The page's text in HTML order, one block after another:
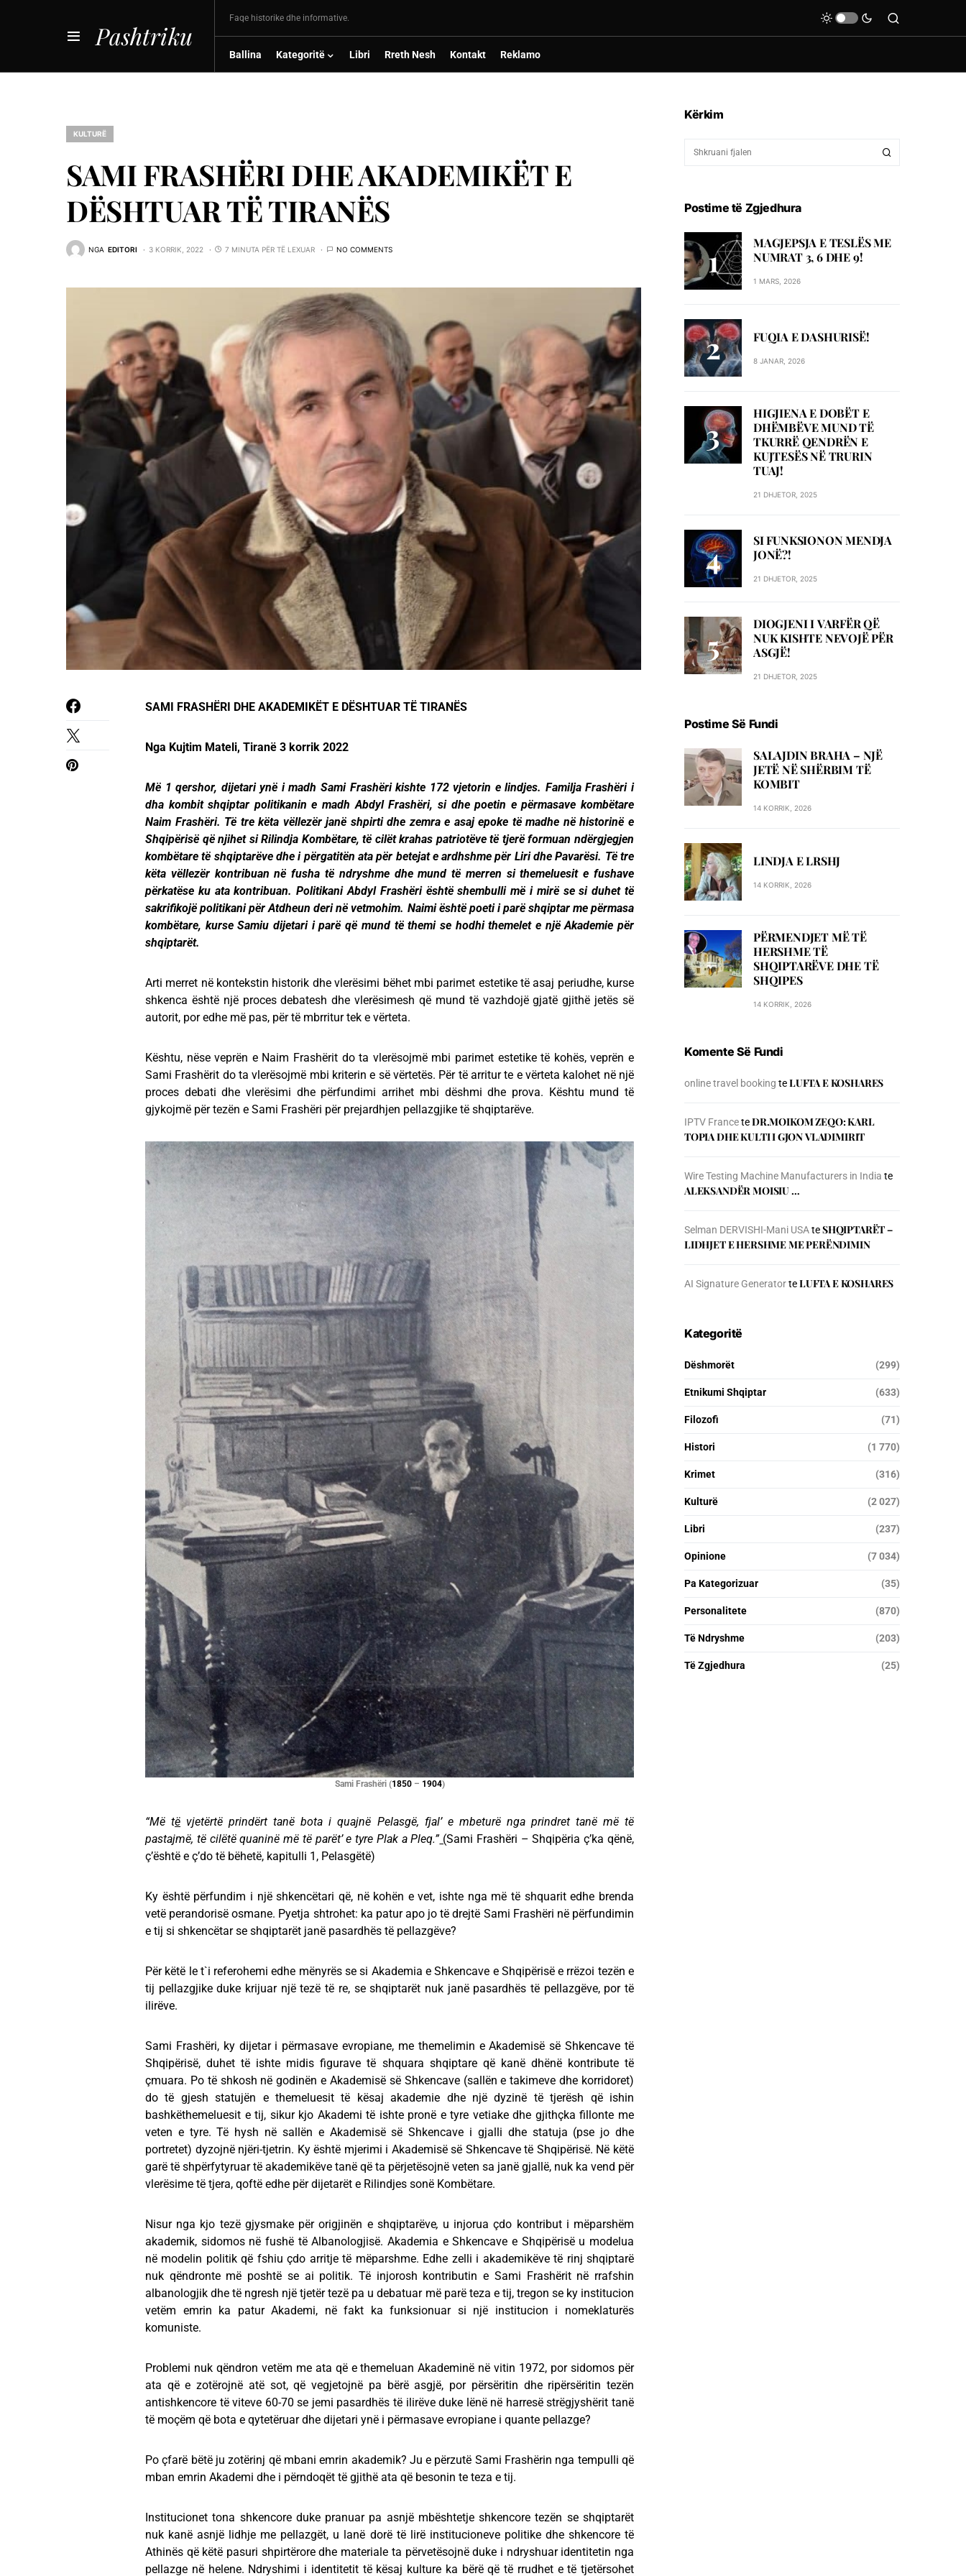
Pashtriku
Faqe historike dhe informative.
Ballina Kategoritë Libri Rreth Nesh Kontakt Reklamo
KULTURË
SAMI FRASHËRI DHE AKADEMIKËT E
DËSHTUAR TË TIRANËS
NGA EDITORI 3 KORRIK, 2022 7 MINUTA PËR TË LEXUAR NO COMMENTS
SAMI FRASHËRI DHE AKADEMIKËT E DËSHTUAR TË TIRANËS
Nga Kujtim Mateli, Tiranë 3 korrik 2022
Më 1 qershor, dijetari ynë i madh Sami Frashëri kishte 172 vjetorin e lindjes. Familja Frashëri i
dha kombit shqiptar politikanin e madh Abdyl Frashëri, si dhe poetin e përmasave kombëtare
Naim Frashëri. Të tre këta vëllezër janë shpirti dhe zemra e asaj epoke të madhe në historinë e
Shqipërisë që njihet si Rilindja Kombëtare, të cilët krahas patriotëve të tjerë formuan ndërgjegjen
kombëtare të shqiptarëve dhe i përgatitën ata për betejat e ardhshme për Liri dhe Pavarësi. Të tre
këta vëllezër kontribuan në fusha të ndryshme dhe mund të merren si themeluesit e fushave
përkatëse ku ata kontribuan. Politikani Abdyl Frashëri është shembulli më i mirë se si duhet të
sakrifikojë politikani për Atdheun deri në vetmohim. Naimi është poeti i parë shqiptar me përmasa
kombëtare, kurse Samiu dijetari i parë që mund të themi se hodhi themelet e një Akademie për
shqiptarët.
Arti merret në kontekstin historik dhe vlerësimi bëhet mbi parimet estetike të asaj periudhe, kurse
shkenca është një proces debatesh dhe vlerësimesh që mund të vazhdojë gjatë gjithë jetës së
autorit, por edhe më pas, për të mbrritur tek e vërteta.
Kështu, nëse veprën e Naim Frashërit do ta vlerësojmë mbi parimet estetike të kohës, veprën e
Sami Frashërit do ta vlerësojmë mbi kriterin e së vërtetës. Për të arritur te e vërteta kalohet në një
proces debati dhe vlerësimi dhe përfundimi arrihet mbi dëshmi dhe prova. Kështu mund të
gjykojmë për tezën e Sami Frashëri për prejardhjen pellazgjike të shqiptarëve.
Sami Frashëri (1850– 1904)
“Më të vjetërtë prindërt tanë bota i quajnë Pelasgë, fjal’ e mbeturë nga prindret tanë më të
pastajmë, të cilëtë quaninë më të parët’ e tyre Plak a Pleq.”(Sami Frashëri – Shqipëria ç’ka qënë,
ç’është e ç’do të bëhetë, kapitulli 1, Pelasgëtë)
Ky është përfundim i një shkencëtari që, në kohën e vet, ishte nga më të shquarit edhe brenda
vetë perandorisë osmane. Pyetja shtrohet: ka patur apo jo të drejtë Sami Frashëri në përfundimin
e tij si shkencëtar se shqiptarët janë pasardhës të pellazgëve?
Për këtë le t`i referohemi edhe mënyrës se si Akademia e Shkencave e Shqipërisë e rrëzoi tezën e
tij pellazgjike duke krijuar një tezë të re, se shqiptarët nuk janë pasardhës të pellazgëve, por të
ilirëve.
Sami Frashëri, ky dijetar i përmasave evropiane, me themelimin e Akademisë së Shkencave të
Shqipërisë, duhet të ishte midis figurave të shquara shqiptare që kanë dhënë kontribute të
çmuara. Po të shkosh në godinën e Akademisë së Shkencave (sallën e takimeve dhe korridoret)
do të gjesh statujën e themeluesit të kësaj akademie dhe një dyzinë të tjerësh që ishin
bashkëthemeluesit e tij, sikur kjo Akademi të ishte pronë e tyre vetiake dhe gjithçka fillonte me
veten e tyre. Të hysh në sallën e Akademisë së Shkencave i gjalli dhe statuja (pse jo dhe
portretet) dyzojnë njëri-tjetrin. Ky është mjerimi i Akademisë së Shkencave të Shqipërisë. Në këtë
garë të shpërfytyruar të akademikëve tanë që ta përjetësojnë veten sa janë gjallë, nuk ka vend për
vlerësime të tjera, qoftë edhe për dijetarët e Rilindjes sonë Kombëtare.
Nisur nga kjo tezë gjysmake për origjinën e shqiptarëve, u injorua çdo kontribut i mëparshëm
akademik, sidomos në fushë të Albanologjisë. Akademia e Shkencave e Shqipërisë u modelua
në modelin politik që fshiu çdo arritje të mëparshme. Edhe zelli i akademikëve të rinj shqiptarë
nuk qëndronte më poshtë se ai politik. Të injorosh kontributin e Sami Frashërit në rrafshin
albanologjik dhe të ngresh një tjetër tezë pa u debatuar më parë teza e tij, tregon se ky institucion
vetëm emrin ka patur Akademi, në fakt ka funksionuar si një institucion i nomeklaturës
komuniste.
Problemi nuk qëndron vetëm me ata që e themeluan Akademinë në vitin 1972, por sidomos për
ata që e zotërojnë atë sot, që vegjetojnë pa bërë asgjë, por përsëritin dhe ripërsëritin tezën
antishkencore të viteve 60-70 se jemi pasardhës të ilirëve duke lënë në harresë strëgjyshërit tanë
të moçëm që bota e qytetëruar dhe dijetari ynë i përmasave evropiane i quante pellazge?
Po çfarë bëtë ju zotërinj që mbani emrin akademik? Ju e përzutë Sami Frashërin nga tempulli që
mban emrin Akademi dhe i përndoqët të gjithë ata që besonin te teza e tij.
Institucionet tona shkencore duke pranuar pa asnjë mbështetje shkencore tezën se shqiptarët
nuk kanë asnjë lidhje me pellazgët, u lanë dorë të lirë institucioneve politike dhe shkencore të
Athinës që këtë pasuri shpirtërore dhe materiale ta përvetësojnë duke i ndryshuar identitetin nga
pellazge në helene. Ndryshimi i identitetit të kësaj kulture ka bërë që të rrudhet e të tjetërsohet
Kërkim
Postime të Zgjedhura
MAGJEPSJA E TESLËS ME
NUMRAT 3, 6 DHE 9!
1 MARS, 2026
FUQIA E DASHURISË!
8 JANAR, 2026
HIGJIENA E DOBËT E
DHËMBËVE MUND TË
TKURRË QENDRËN E
KUJTESËS NË TRURIN
TUAJ!
21 DHJETOR, 2025
SI FUNKSIONON MENDJA
JONË?!
21 DHJETOR, 2025
DIOGJENI I VARFËR QË
NUK KISHTE NEVOJË PËR
ASGJË!
21 DHJETOR, 2025
Postime Së Fundi
SALAJDIN BRAHA – NJЁ
JETЁ NЁ SHЁRBIM TЁ
KOMBIT
14 KORRIK, 2026
LINDJA E LRSHJ
14 KORRIK, 2026
PËRMENDJET MË TË
HERSHME TË
SHQIPTARËVE DHE TË
SHQIPES
14 KORRIK, 2026
Komente Së Fundi
online travel booking teLUFTA E KOSHARES
IPTV FranceteDR.MOIKOM ZEQO: KARL
TOPIA DHE KULTI I GJON VLADIMIRIT
Wire Testing Machine Manufacturers in India te
ALEKSANDËR MOISIU …
Selman DERVISHI-Mani USAteSHQIPTARËT –
LIDHJET E HERSHME ME PERËNDIMIN
AI Signature GeneratorteLUFTA E KOSHARES
Kategoritë
Dëshmorët (299)
Etnikumi Shqiptar (633)
Filozofi (71)
Histori (1 770)
Krimet (316)
Kulturë (2 027)
Libri (237)
Opinione (7 034)
Pa Kategorizuar (35)
Personalitete (870)
Të Ndryshme (203)
Të Zgjedhura (25)